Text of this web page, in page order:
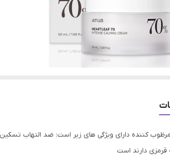
کننده دارای ویژگی های زیر است: ضد التهاب
قرمزی دارند است